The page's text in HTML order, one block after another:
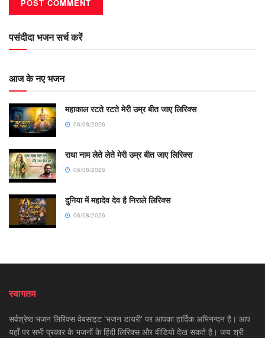
पसंदीदा भजन सर्च करें
आज के नए भजन
महाकाल रटते रटते मेरी उम्र बीत जाए लिरिक्स
06/08/2026
राधा नाम लेते लेते मेरी उम्र बीत जाए लिरिक्स
06/08/2026
दुनिया में महादेव देव है निराले लिरिक्स
06/08/2026
स्वागतम
सर्वश्रेष्ठ भजन लिरिक्स वेबसाइट 'भजन डायरी' पर आपका हार्दिक अभिनन्दन है। आप
यहाँ पर सभी प्रकार के भजनों के हिंदी लिरिक्स और वीडियो देख सकते है। जय श्री